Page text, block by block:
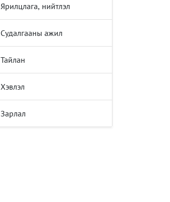
Ярилцлага, нийтлэл
Судалгааны ажил
Тайлан
Хэвлэл
Зарлал